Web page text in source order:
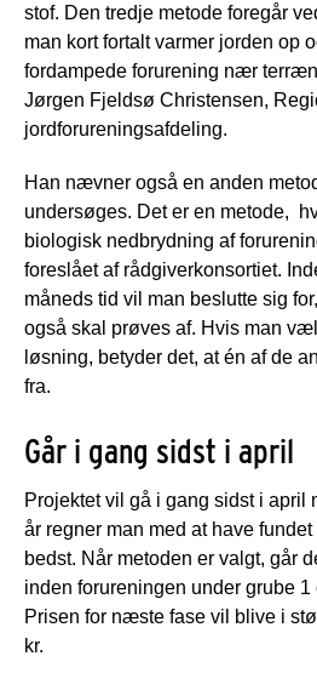
stof. Den tredje metode foregår
man kort fortalt varmer jorden op
fordampede forurening nær
Jørgen Fjeldsø Christensen,
jordforureningsafdeling.
Han nævner også en anden
undersøges. Det er en metode,
biologisk nedbrydning af
foreslået af rådgiverkonsortiet.
måneds tid vil man beslutte sig
også skal prøves af. Hvis man
løsning, betyder det, at én af de
fra.
Går i gang sidst i april
Projektet vil gå i gang sidst i april
år regner man med at have
bedst. Når metoden er valgt, går
inden forureningen under grube 1
Prisen for næste fase vil blive i
kr.